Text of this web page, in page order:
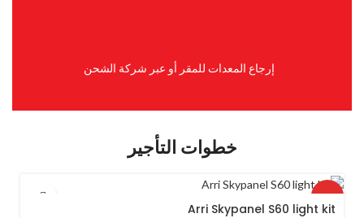
إرجاع المعدات للمقر أو عبر شركة الشحن
خطوات التأجير
HOT
Arri Skypanel S60 light kit